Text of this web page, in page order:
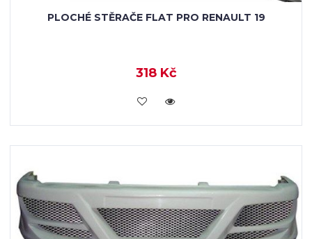
PLOCHÉ STĚRAČE FLAT PRO RENAULT 19
318 Kč
KOUPIT